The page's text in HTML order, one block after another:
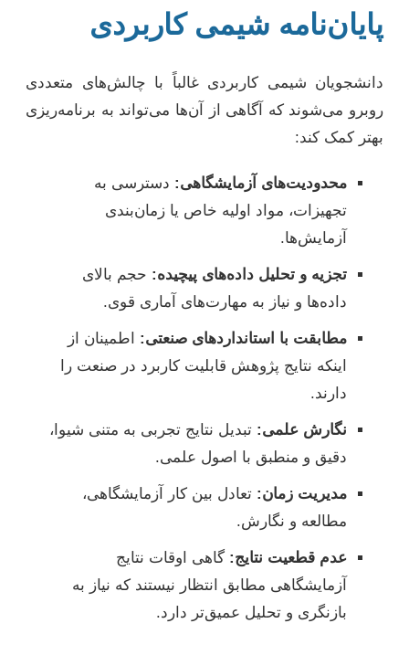
پایان‌نامه شیمی کاربردی
دانشجویان شیمی کاربردی غالباً با چالش‌های متعددی
روبرو می‌شوند که آگاهی از آن‌ها می‌تواند به برنامه‌ریزی
بهتر کمک کند:
محدودیت‌های آزمایشگاهی: دسترسی به
تجهیزات، مواد اولیه خاص یا زمان‌بندی
آزمایش‌ها.
تجزیه و تحلیل داده‌های پیچیده: حجم بالای
داده‌ها و نیاز به مهارت‌های آماری قوی.
مطابقت با استانداردهای صنعتی: اطمینان از
اینکه نتایج پژوهش قابلیت کاربرد در صنعت را
دارند.
نگارش علمی: تبدیل نتایج تجربی به متنی شیوا،
دقیق و منطبق با اصول علمی.
مدیریت زمان: تعادل بین کار آزمایشگاهی،
مطالعه و نگارش.
عدم قطعیت نتایج: گاهی اوقات نتایج
آزمایشگاهی مطابق انتظار نیستند که نیاز به
بازنگری و تحلیل عمیق‌تر دارد.